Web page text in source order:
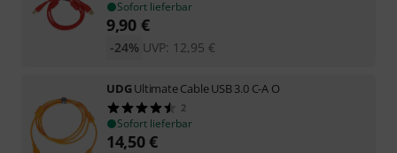
Sofort lieferbar
9,90 €
UVP: 12,95 €
-24%
UDGUltimate Cable USB 3.0 C-A O
2
Sofort lieferbar
14,50€